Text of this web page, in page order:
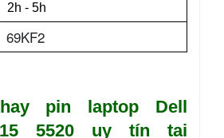
2h - 5h
69KF2
pin laptop Dell
5520 uy tín tại